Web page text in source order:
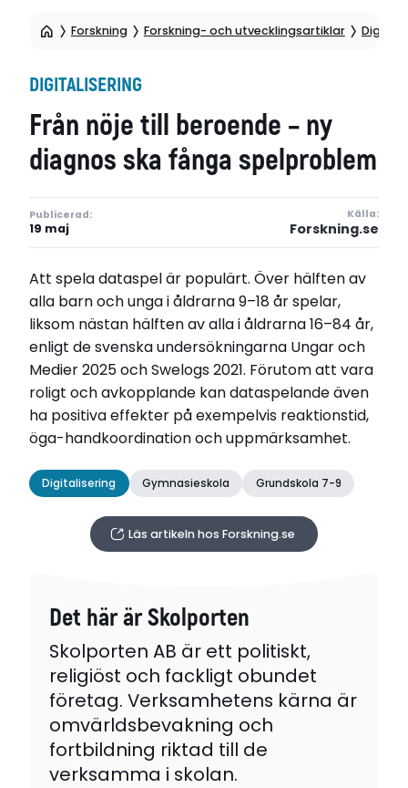
Forskning Forskning- och utvecklingsartiklar
DIGITALISERING
Från nöje till beroende – ny
diagnos ska fånga spelproblem
Publicerad:
19 maj
Källa:
Forskning.se
Att spela dataspel är populärt. Över hälften av
alla barn och unga i åldrarna 9–18 år spelar,
liksom nästan hälften av alla i åldrarna 16–84 år,
enligt de svenska undersökningarna Ungar och
Medier 2025 och Swelogs 2021. Förutom att vara
roligt och avkopplande kan dataspelande även
ha positiva effekter på exempelvis reaktionstid,
öga-handkoordination och uppmärksamhet.
Digitalisering Gymnasieskola Grundskola 7-9
Läs artikeln hos Forskning.se
Det här är Skolporten
Skolporten AB är ett politiskt,
religiöst och fackligt obundet
företag. Verksamhetens kärna är
omvärldsbevakning och
fortbildning riktad till de
verksamma i skolan.